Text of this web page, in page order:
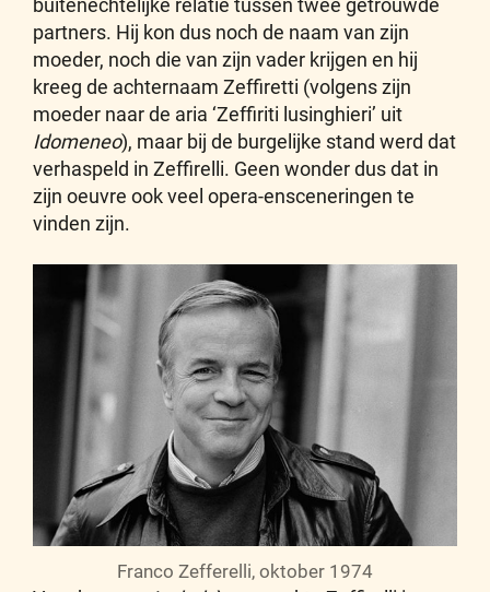
buitenechtelijke relatie tussen twee getrouwde
partners. Hij kon dus noch de naam van zijn
moeder, noch die van zijn vader krijgen en hij
kreeg de achternaam Zeffiretti (volgens zijn
moeder naar de aria ‘Zeffiriti lusinghieri’ uit
Idomeneo), maar bij de burgelijke stand werd dat
verhaspeld in Zeffirelli. Geen wonder dus dat in
zijn oeuvre ook veel opera-ensceneringen te
vinden zijn.
Franco Zefferelli, oktober 1974